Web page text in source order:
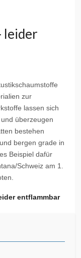
leider
zur
lassen sich
überzeugen
bestehen
bergen grade in
Beispiel dafür
Schweiz am 1.
entflammbar